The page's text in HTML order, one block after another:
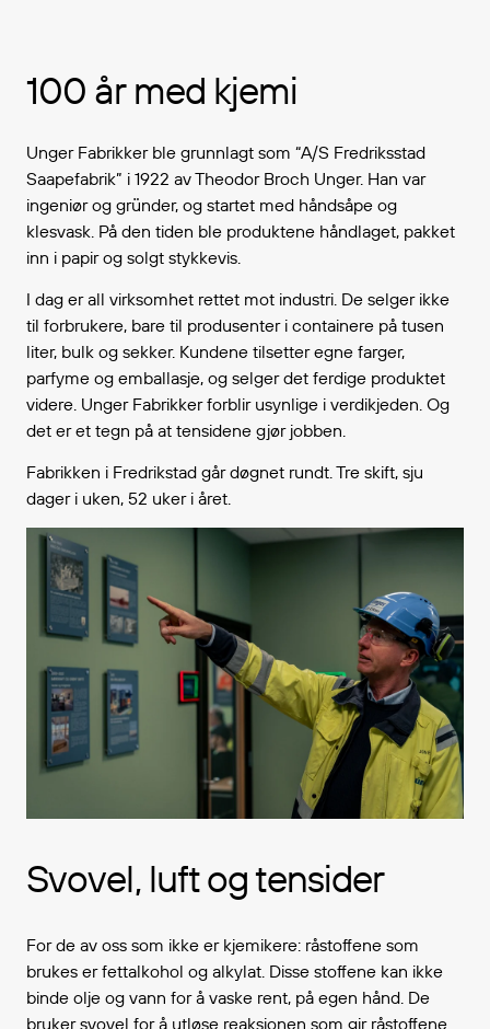
100 år med kjemi
Unger Fabrikker ble grunnlagt som “A/S Fredriksstad
Saapefabrik” i 1922 av Theodor Broch Unger. Han var
ingeniør og gründer, og startet med håndsåpe og
klesvask. På den tiden ble produktene håndlaget, pakket
inn i papir og solgt stykkevis.
I dag er all virksomhet rettet mot industri. De selger ikke
til forbrukere, bare til produsenter i containere på tusen
liter, bulk og sekker. Kundene tilsetter egne farger,
parfyme og emballasje, og selger det ferdige produktet
videre. Unger Fabrikker forblir usynlige i verdikjeden. Og
det er et tegn på at tensidene gjør jobben.
Fabrikken i Fredrikstad går døgnet rundt. Tre skift, sju
dager i uken, 52 uker i året.
Svovel, luft og tensider
For de av oss som ikke er kjemikere: råstoffene som
brukes er fettalkohol og alkylat. Disse stoffene kan ikke
binde olje og vann for å vaske rent, på egen hånd. De
bruker svovel for å utløse reaksjonen som gir råstoffene